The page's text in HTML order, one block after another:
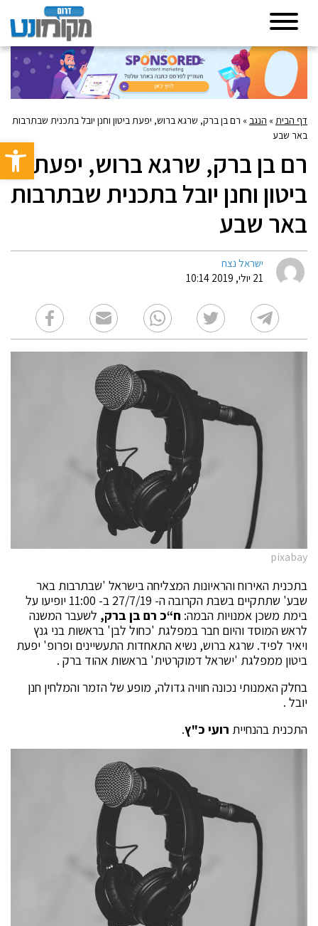
פתח
דף הבית» הנגב» רם בן ברק, שרגא ברוש, יפעת ביטון וחנן יובל בתכנית שבתרבות
באר שבע
רם בן ברק, שרגא ברוש, יפעת
ביטון וחנן יובל בתכנית שבתרבות
באר שבע
ישראל נצח
21 יולי, 2019 10:14
pixabay
בתכנית האירוח והראיונות המצליחה בישראל 'שבתרבות באר
שבע' שתתקיים בשבת הקרובה ה- 27/7/19 ב- 11:00 יופיעו על
בימת משכן אמנויות הבמה: ח“כ רם בן ברק,לשעבר המשנה
לראש המוסד והיום חבר במפלגת 'כחול לבן' בראשות בני גנץ
ויאיר לפיד. שרגא ברוש, נשיא התאחדות התעשיינים ופרופ' יפעת
ביטון ממפלגת 'ישראל דמוקרטית' בראשות אהוד ברק .
בחלק האמנותי נכונה חוויה גדולה, מופע של הזמר והמלחין חנן
יובל .
התכנית בהנחיית רועי כ"ץ.